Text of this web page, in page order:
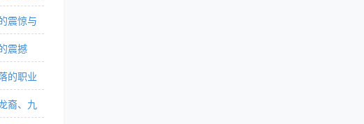
震惊与
震撼
的职业
裔、九